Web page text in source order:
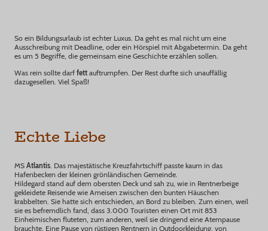
So ein Bildungsurlaub ist echter Luxus. Da geht es mal nicht um eine
Ausschreibung mit Deadline, oder ein Hörspiel mit Abgabetermin. Da geht
es um 5 Begriffe, die gemeinsam eine Geschichte erzählen sollen.
Was rein sollte darf fett auftrumpfen. Der Rest durfte sich unauffällig
dazugesellen. Viel Spaß!
Echte Liebe
MS Atlantis . Das majestätische Kreuzfahrtschiff passte kaum in das
Hafenbecken der kleinen grönländischen Gemeinde.
Hildegard stand auf dem obersten Deck und sah zu, wie in Rentnerbeige
gekleidete Reisende wie Ameisen zwischen den bunten Häuschen
krabbelten. Sie hatte sich entschieden, an Bord zu bleiben. Zum einen, weil
sie es befremdlich fand, dass 3.000 Touristen einen Ort mit 853
Einheimischen fluteten, zum anderen, weil sie dringend eine Atempause
brauchte. Eine Pause von rüstigen Rentnern in Outdoorkleidung, von